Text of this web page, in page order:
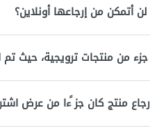
أتمكن من إرجاعها أونلاين؟
من منتجات ترويجية، حيث
ًءا من عرض اشتر 1 واحصل على 1 مجانًا أو عرض حزمة